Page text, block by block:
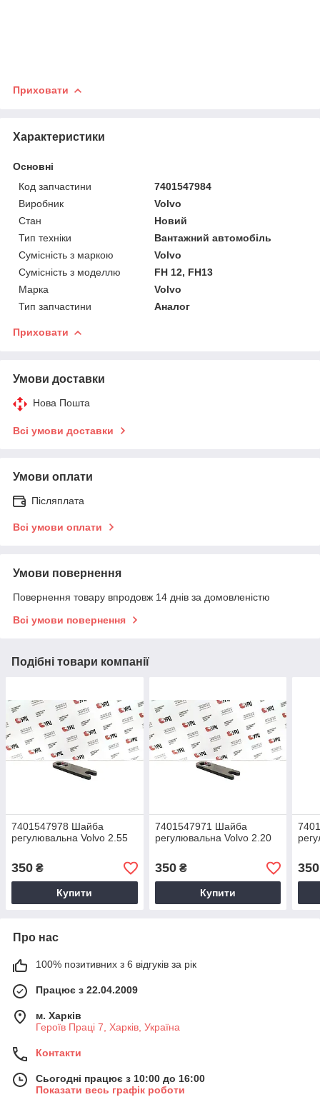
Приховати
Характеристики
Основні
Код запчастини
7401547984
Виробник
Volvo
Стан
Новий
Тип техніки
Вантажний автомобіль
Сумісність з маркою
Volvo
Сумісність з моделлю
FH 12, FH13
Марка
Volvo
Тип запчастини
Аналог
Приховати
Умови доставки
Нова Пошта
Всі умови доставки
Умови оплати
Післяплата
Всі умови оплати
Умови повернення
Повернення товару впродовж 14 днів за домовленістю
Всі умови повернення
Подібні товари компанії
7401547978 Шайба
регулювальна Volvo 2.55
350 ₴
Купити
7401547971 Шайба
регулювальна Volvo 2.20
350₴
Купити
350
Про нас
100% позитивних з 6 відгуків за рік
Працює з 22.04.2009
м. Харків
Героїв Праці 7, Харків, Україна
Контакти
Сьогодні працює з 10:00 до 16:00
Показати весь графік роботи